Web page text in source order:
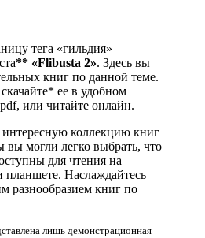
тега «гильдия»
** «Flibusta 2». Здесь вы
книг по данной теме.
ее в удобном
или читайте онлайн.
коллекцию книг
вы могли легко выбрать, что
для чтения на
планшете. Наслаждайтесь
разнообразием книг по
лишь демонстрационная